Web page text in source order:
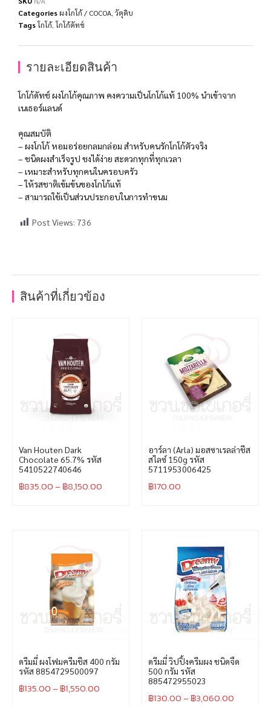
Categories ผงโกโก้ / COCOA วัตุดิบ
Tagsโกโก้, โกโก้ดัทช์
รายละเอียดสินค้า
โกโก้ดัทช์ ผงโกโก้คุณภาพ คงความเป็นโกโก้แท้ 100% นำเข้าจาก
เนเธอร์แลนด์
คุณสมบัติ
– ผงโกโก้ หอมอร่อยกลมกล่อม สำหรับคนรักโกโก้ตัวจริง
– ชนิดผงสำเร็จรูป ชงได้ง่าย สะดวกทุกที่ทุกเวลา
– เหมาะสำหรับทุกคนในครอบครัว
– ให้รสชาติเข้มข้นของโกโก้แท้
– สามารถใช้เป็นส่วนประกอบในการทำขนม
Post Views: 736
สินค้าที่เกี่ยวข้อง
Van Houten Dark
Chocolate 65.7% รหัส
5410522740646
฿835.00– ฿8,150.00
อาร์ลา (Arla) มอสซาเรลล่าชีส
สไลซ์ 150g รหัส
5711953006425
฿170.00
ดรีมมี่ ผงโฟมครีมชีส 400 กรัม
รหัส 8854729500097
฿135.00– ฿1,550.00
ดรีมมี่ วิปปิ้งครีมผง ชนิดจืด
500 กรัม รหัส
885472955023
฿130.00– ฿3,060.00